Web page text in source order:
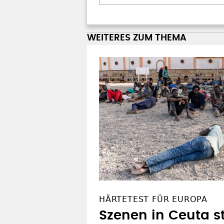
WEITERES ZUM THEMA
HÄRTETEST FÜR EUROPA
Szenen in Ceuta